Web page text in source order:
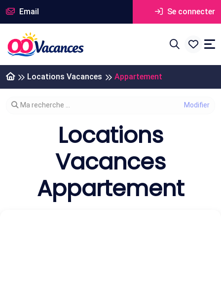
Email Se connecter
Locations Vacances Appartement
Modifier votre recherche
Ma recherche ...
Locations
Vacances
Appartement